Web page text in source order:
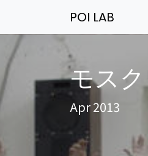
POI LAB
モス
Apr 2013